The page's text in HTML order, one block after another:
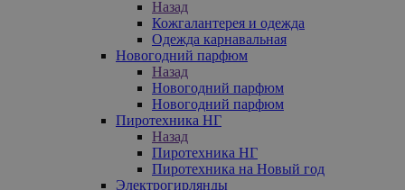
Назад
Кожгалантерея и одежда
Одежда карнавальная
Новогодний парфюм
Назад
Новогодний парфюм
Новогодний парфюм
Пиротехника НГ
Назад
Пиротехника НГ
Пиротехника на Новый год
Электрогирлянды